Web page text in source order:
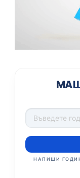
НАПИШИ